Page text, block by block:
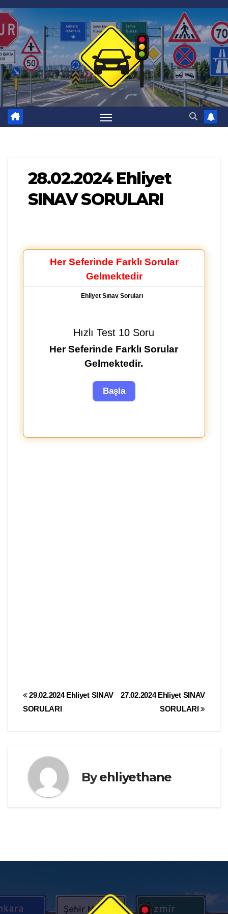
Skip
to
content
28.02.2024 Ehliyet
SINAV SORULARI
Her Seferinde Farklı Sorular
Gelmektedir
Ehliyet Sınav Soruları
Hızlı Test 10 Soru
Her Seferinde Farklı Sorular
Gelmektedir.
Yazı
27.02.2024 Ehliyet SINAV
SORULARI
29.02.2024 Ehliyet SINAV
SORULARI
Byehliyethane